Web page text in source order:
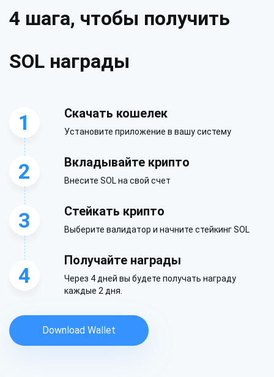
4 шага, чтобы получить
SOL награды
1 Скачать кошелек
Установите приложение в вашу систему
2 Вкладывайте крипто
Внесите SOL на свой счет
3 Стейкать крипто
Выберите валидатор и начните стейкинг SOL
4
Получайте награды
Через 4 дней вы будете получать награду
каждые 2 дня.
Download Wallet 700 000
support@atomicwallet.io
Посетите наш YouTube
Получайте первыми последние обновления проекта и
Подписывайся